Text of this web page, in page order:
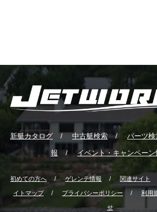
新艇カタログ 中古艇検索 パーツ検
報 イベント・キャンペーン
初めての方へ ゲレンテ情報 関連サイト
イトマップ
プライバシーポリシー 利用
せ